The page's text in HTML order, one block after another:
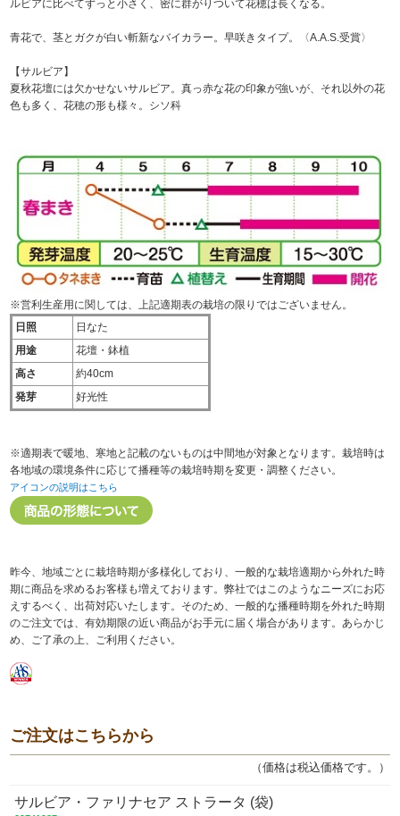
ルビアに比べてずっと小さく、密に群がりついて花穂は長くなる。
青花で、茎とガクが白い斬新なバイカラー。早咲きタイプ。〈A.A.S.受賞〉
【サルビア】
夏秋花壇には欠かせないサルビア。真っ赤な花の印象が強いが、それ以外の花
色も多く、花穂の形も様々。シソ科
※営利生産用に関しては、上記適期表の栽培の限りではございません。
日照
日なた
用途
花壇・鉢植
高さ
約40cm
発芽
好光性
※適期表で暖地、寒地と記載のないものは中間地が対象となります。栽培時は
各地域の環境条件に応じて播種等の栽培時期を変更・調整ください。
アイコンの説明はこちら
昨今、地域ごとに栽培時期が多様化しており、一般的な栽培適期から外れた時
期に商品を求めるお客様も増えております。弊社ではこのようなニーズにお応
えするべく、出荷対応いたします。そのため、一般的な播種時期を外れた時期
のご注文では、有効期限の近い商品がお手元に届く場合があります。あらかじ
め、ご了承の上、ご利用ください。
ご注文はこちらから
（価格は税込価格です。）
サルビア・ファリナセア ストラータ (袋)